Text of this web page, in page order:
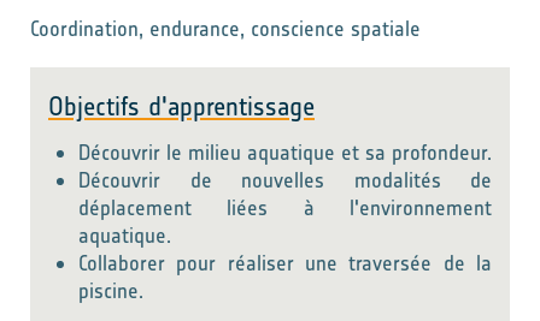
Coordination, endurance, conscience spatiale
Objectifs d'apprentissage
Découvrir le milieu aquatique et sa profondeur.
Découvrir de nouvelles modalités de
déplacement liées à l'environnement
aquatique.
Collaborer pour réaliser une traversée de la
piscine.